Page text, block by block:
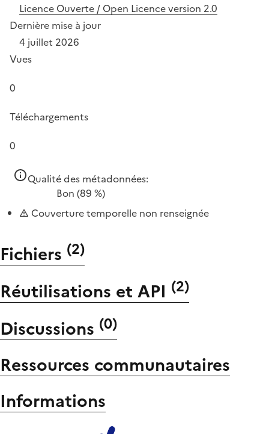
Licence Ouverte / Open Licence version 2.0
Dernière mise à jour
4 juillet 2026
Vues
0
Téléchargements
0
Qualité des métadonnées:
Bon (89 %)
Couverture temporelle non renseignée
Fichiers (2)
Réutilisations et API (2)
Discussions (0)
Ressources communautaires
Informations